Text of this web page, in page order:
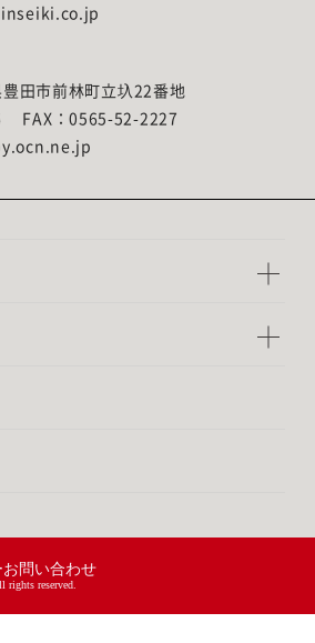
田市前林町立圦22番地
FAX：0565-52-2227
お問い合わせ
reserved.